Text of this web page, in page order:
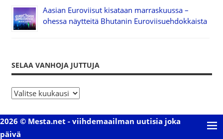
Aasian Euroviisut kisataan marraskuussa –
ohessa näytteitä Bhutanin Euroviisuehdokkaista
SELAA VANHOJA JUTTUJA
S
l
a
2026 © Mesta.net - viihdemaailman uutisia joka
päivä